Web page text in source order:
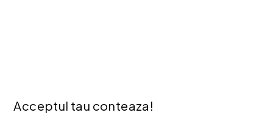
Acceptul tau conteaza!
Contul meu